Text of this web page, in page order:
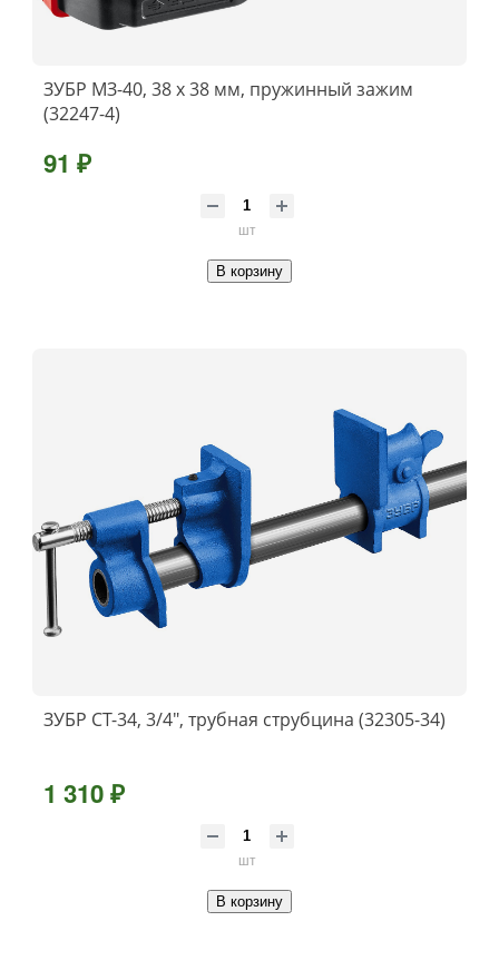
ЗУБР МЗ-40, 38 х 38 мм, пружинный зажим
(32247-4)
91 ₽
шт
В корзину
ЗУБР СТ-34, 3/4″, трубная струбцина (32305-34)
1 310 ₽
шт
В корзину